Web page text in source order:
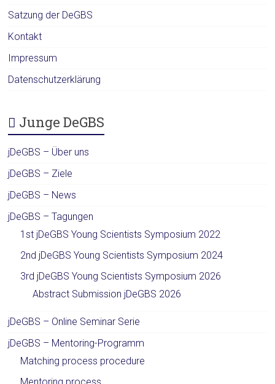
Satzung der DeGBS
Kontakt
Impressum
Datenschutzerklärung
Junge DeGBS
jDeGBS – Über uns
jDeGBS – Ziele
jDeGBS – News
jDeGBS – Tagungen
1st jDeGBS Young Scientists Symposium 2022
2nd jDeGBS Young Scientists Symposium 2024
3rd jDeGBS Young Scientists Symposium 2026
Abstract Submission jDeGBS 2026
jDeGBS – Online Seminar Serie
jDeGBS – Mentoring-Programm
Matching process procedure